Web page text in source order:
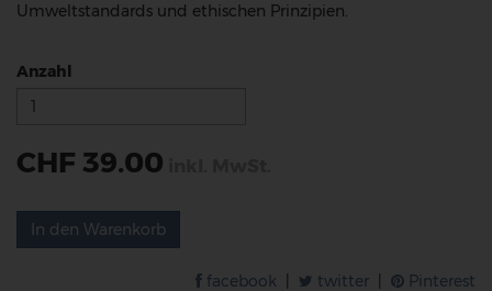
Umweltstandards und ethischen Prinzipien.
Anzahl
CHF 39.00
In den Warenkorb
facebook twitter Pinterest